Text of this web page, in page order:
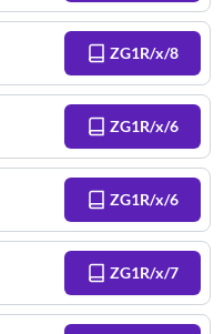
ZG1R/x/8
ZG1R/x/6
ZG1R/x/6
ZG1R/x/7